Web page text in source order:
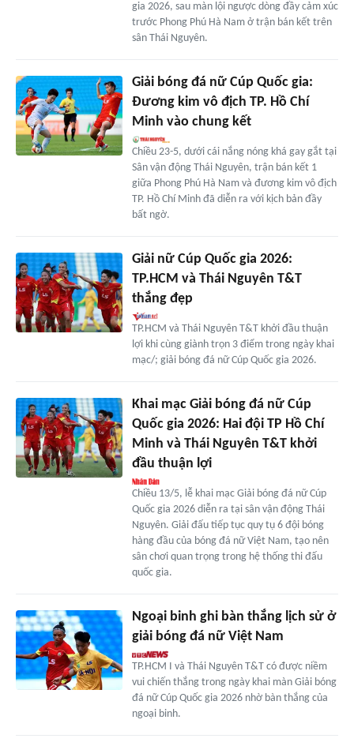
gia 2026, sau màn lội ngược dòng đầy cảm xúc
trước Phong Phú Hà Nam ở trận bán kết trên
sân Thái Nguyên.
Giải bóng đá nữ Cúp Quốc gia:
Đương kim vô địch TP. Hồ Chí
Minh vào chung kết
Chiều 23-5, dưới cái nắng nóng khá gay gắt tại
Sân vận động Thái Nguyên, trận bán kết 1
giữa Phong Phú Hà Nam và đương kim vô địch
TP. Hồ Chí Minh đã diễn ra với kịch bản đầy
bất ngờ.
Giải nữ Cúp Quốc gia 2026:
TP.HCM và Thái Nguyên T&T
thắng đẹp
TP.HCM và Thái Nguyên T&T khởi đầu thuận
lợi khi cùng giành trọn 3 điểm trong ngày khai
mạc/; giải bóng đá nữ Cúp Quốc gia 2026.
Khai mạc Giải bóng đá nữ Cúp
Quốc gia 2026: Hai đội TP Hồ Chí
Minh và Thái Nguyên T&T khởi
đầu thuận lợi
Chiều 13/5, lễ khai mạc Giải bóng đá nữ Cúp
Quốc gia 2026 diễn ra tại sân vận động Thái
Nguyên. Giải đấu tiếp tục quy tụ 6 đội bóng
hàng đầu của bóng đá nữ Việt Nam, tạo nên
sân chơi quan trọng trong hệ thống thi đấu
quốc gia.
Ngoại binh ghi bàn thắng lịch sử ở
giải bóng đá nữ Việt Nam
TP.HCM I và Thái Nguyên T&T có được niềm
vui chiến thắng trong ngày khai màn Giải bóng
đá nữ Cúp Quốc gia 2026 nhờ bàn thắng của
ngoại binh.